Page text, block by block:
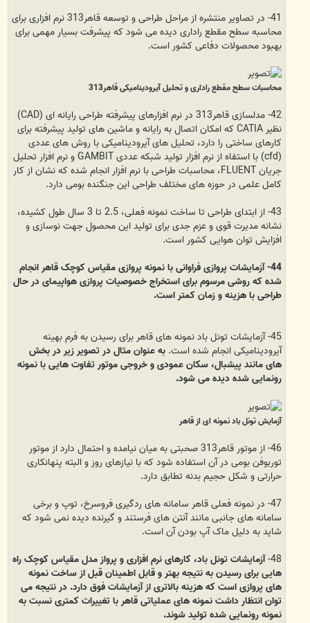
41- در تصاویر منتشره از مراحل طراحی و توسعه قاهر313 نرم افزاری برای
محاسبه سطح مقطع راداری دیده می شود که پیشرفت بسیار مهمی برای
بهبود محصولات دفاعی کشور است.
محاسبات سطح مقطع راداری و تحلیل آیرودینامیکی قاهر313
42- مدلسازی قاهر313 در نرم افزارهای پیشرفته طراحی رایانه ای (CAD)
نظیر CATIA که امکان اتصال به رایانه و ماشین های تولید پیشرفته برای
کارهای ساختی را دارد، تحلیل های آیرودینامیکی با روش های عددی
(cfd) با استفاه از نرم افزار تولید شبکه عددی GAMBIT و نرم افزار تحلیل
جریان FLUENT، محاسبات طراحی با نرم افزار انجام شده که نشان از کار
کامل علمی در حوزه های مختلف طراحی این جنگنده بومی دارد.
43- از ابتدای طراحی تا ساخت نمونه فعلی، 2.5 تا 3 سال طول کشیده،
نشانه مدیرت قوی و عزم جدی برای تولید این محصول جهت نوسازی و
افزایش توان هوایی کشور است.
44- آزمایشات پروازی فراوانی با نمونه پروازی مقیاس کوچک قاهر انجام
شده که روشی مرسوم برای استخراج خصوصیات پروازی هواپیمای در حال
طراحی با هزینه و زمان کمتر است.
45- آزمایشات تونل باد نمونه های قاهر برای رسیدن به فرم بهینه
آیرودینامیکی انجام شده است. بهعنوان مثال در تصویر زیر در بخش
های مانند پیشبال، سکان عمودی و خروجی موتور تفاوت هایی با نمونه
رونمایی شده دیده می شود.
آزمایش تونل باد نمونه ای از قاهر
46- از موتور قاهر313 صحبتی به میان نیامده و احتمال دارد از موتور
توربوفن بومی در آن استفاده شود که با نیازهای روز و البته پنهانکاری
حرارتی و شکل حجیم بدنه تطابق دارد.
47- در نمونه فعلی قاهر سامانه های ردگیری فروسرخ، توپ و برخی
سامانه های جانبی مانند آنتن های فرستند و گیرنده دیده نمی شود که
شاید به دلیل ماک آپ بودن آن است.
48- آزمایشات تونل باد، کارهای نرم افزاری و پرواز مدل مقیاس کوچک راه
هایی برای رسیدن به نتیجه بهتر و قابل اطمینان قبل از ساخت نمونه
های پروازی است که هزینه بالاتری از آزمایشات فوق دارد. در نتیجه می
توان انتظار داشت نمونه های عملیاتی قاهر با تغییرات کمتری نسبت به
نمونه رونمایی شده تولید شوند.